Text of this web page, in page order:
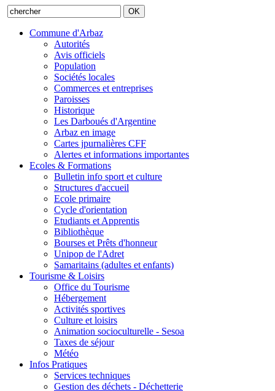
Commune d'Arbaz
Autorités
Avis officiels
Population
Sociétés locales
Commerces et entreprises
Paroisses
Historique
Les Darboués d'Argentine
Arbaz en image
Cartes jpurnalières CFF
Alertes et informations importantes
Ecoles & Formations
Bulletin info sport et culture
Structures d'accueil
Ecole primaire
Cycle d'orientation
Etudiants et Apprentis
Bibliothèque
Bourses et Prêts d'honneur
Unipop de l'Adret
Samaritains (adultes et enfants)
Tourisme & Loisirs
Office du Tourisme
Hébergement
Activités sportives
Culture et loisirs
Animation socioculturelle - Sesoa
Taxes de séjour
Météo
Infos Pratiques
Services techniques
Gestion des déchets - Déchetterie